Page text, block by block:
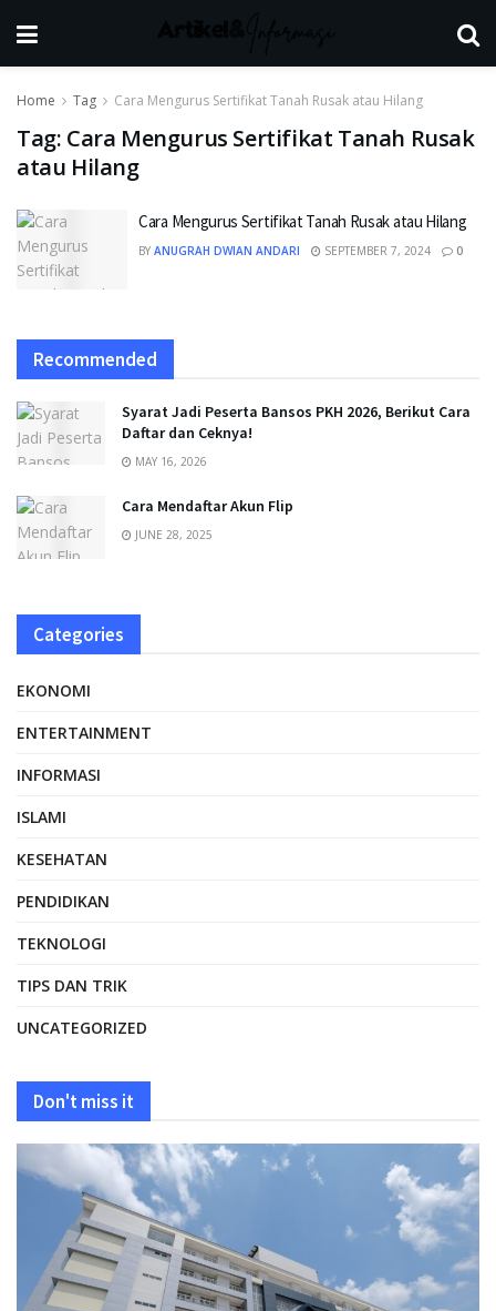
Home Tag Cara Mengurus Sertifikat Tanah Rusak atau Hilang
Tag: Cara Mengurus Sertifikat Tanah Rusak
atau Hilang
Cara Mengurus Sertifikat Tanah Rusak atau Hilang
BY ANUGRAH DWIAN ANDARI SEPTEMBER 7, 2024 0
Recommended
Syarat Jadi Peserta Bansos PKH 2026, Berikut Cara
Daftar dan Ceknya!
MAY 16, 2026
Cara Mendaftar Akun Flip
JUNE 28, 2025
Categories
EKONOMI
ENTERTAINMENT
INFORMASI
ISLAMI
KESEHATAN
PENDIDIKAN
TEKNOLOGI
TIPS DAN TRIK
UNCATEGORIZED
Don't miss it